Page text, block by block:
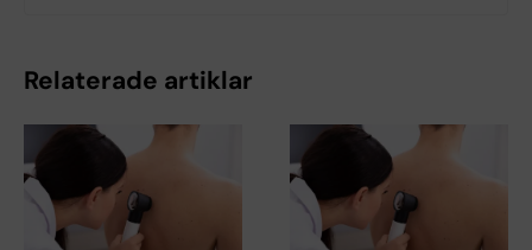
Relaterade artiklar